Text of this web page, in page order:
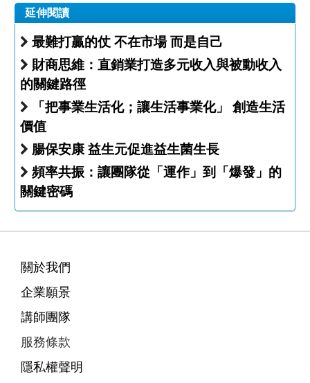
延伸閱讀
最難打贏的仗 不在市場 而是自己
財商思維：直銷業打造多元收入與被動收入
的關鍵路徑
「把事業生活化；讓生活事業化」 創造生活
價值
腸保安康 益生元促進益生菌生長
頻率共振：讓團隊從「運作」到「爆發」的
關鍵密碼
關於我們
企業願景
講師團隊
服務條款
隱私權聲明